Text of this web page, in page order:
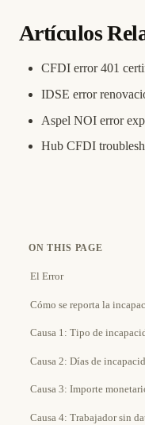
Artículos
CFDI error 401
IDSE error
Aspel NOI error
Hub CFDI
ON THIS PAGE
El Error
Cómo se reporta la
Causa 1: Tipo de
Causa 2: Días de
Causa 3: Importe
Causa 4: Trabajador sin